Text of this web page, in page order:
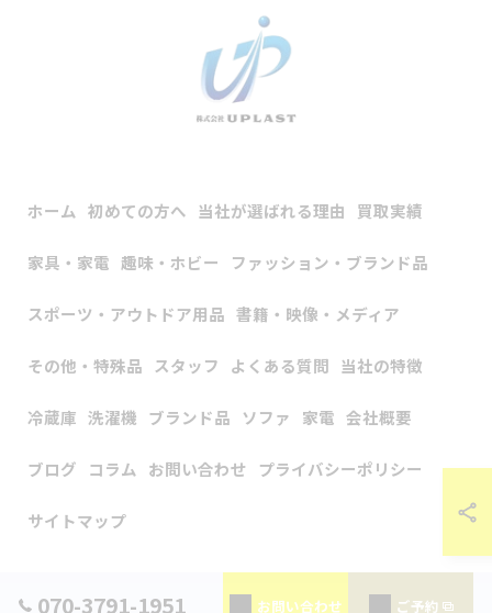
070-3791-1951 お問い合わせ ご予約
ホーム 初めての方へ 当社が選ばれる理由 買取実績
家具・家電 趣味・ホビー ファッション・ブランド品
スポーツ・アウトドア用品 書籍・映像・メディア
その他・特殊品 スタッフ よくある質問 当社の特徴
冷蔵庫 洗濯機 ブランド品 ソファ 家電 会社概要
ブログ コラム お問い合わせ プライバシーポリシー
サイトマップ
© 2026 神奈川県横浜の出張買取なら出張買取アップラスト ALL RIGHTS